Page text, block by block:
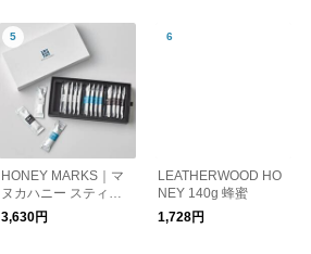
HONEY MARKS｜マ
ヌカハニー スティッ
クタイプ ギフトセッ
ト
3,630円
LEATHERWOOD HO
NEY 140g 蜂蜜
1,728円